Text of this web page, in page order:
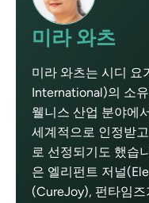
미라 와츠
미라 와츠는 시디 요
International)의 소
웰니스 산업 분야에
세계적으로 인정받
로 선정되기도 했습
은 엘리펀트 저널
(CureJoy), 펀타임